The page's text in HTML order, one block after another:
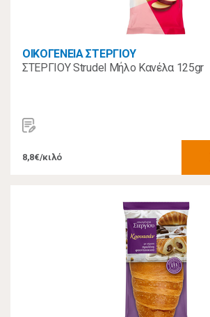
ΟΙΚΟΓΕΝΕΙΑ ΣΤΕΡΓΙΟΥ
ΣΤΕΡΓΙΟΥ Strudel Μήλο Κανέλα 125gr
8,8€/κιλό